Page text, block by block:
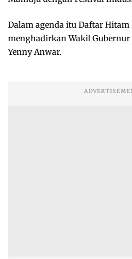
Dalam agenda itu Daftar Hitam
menghadirkan Wakil Gubernur
Yenny Anwar.